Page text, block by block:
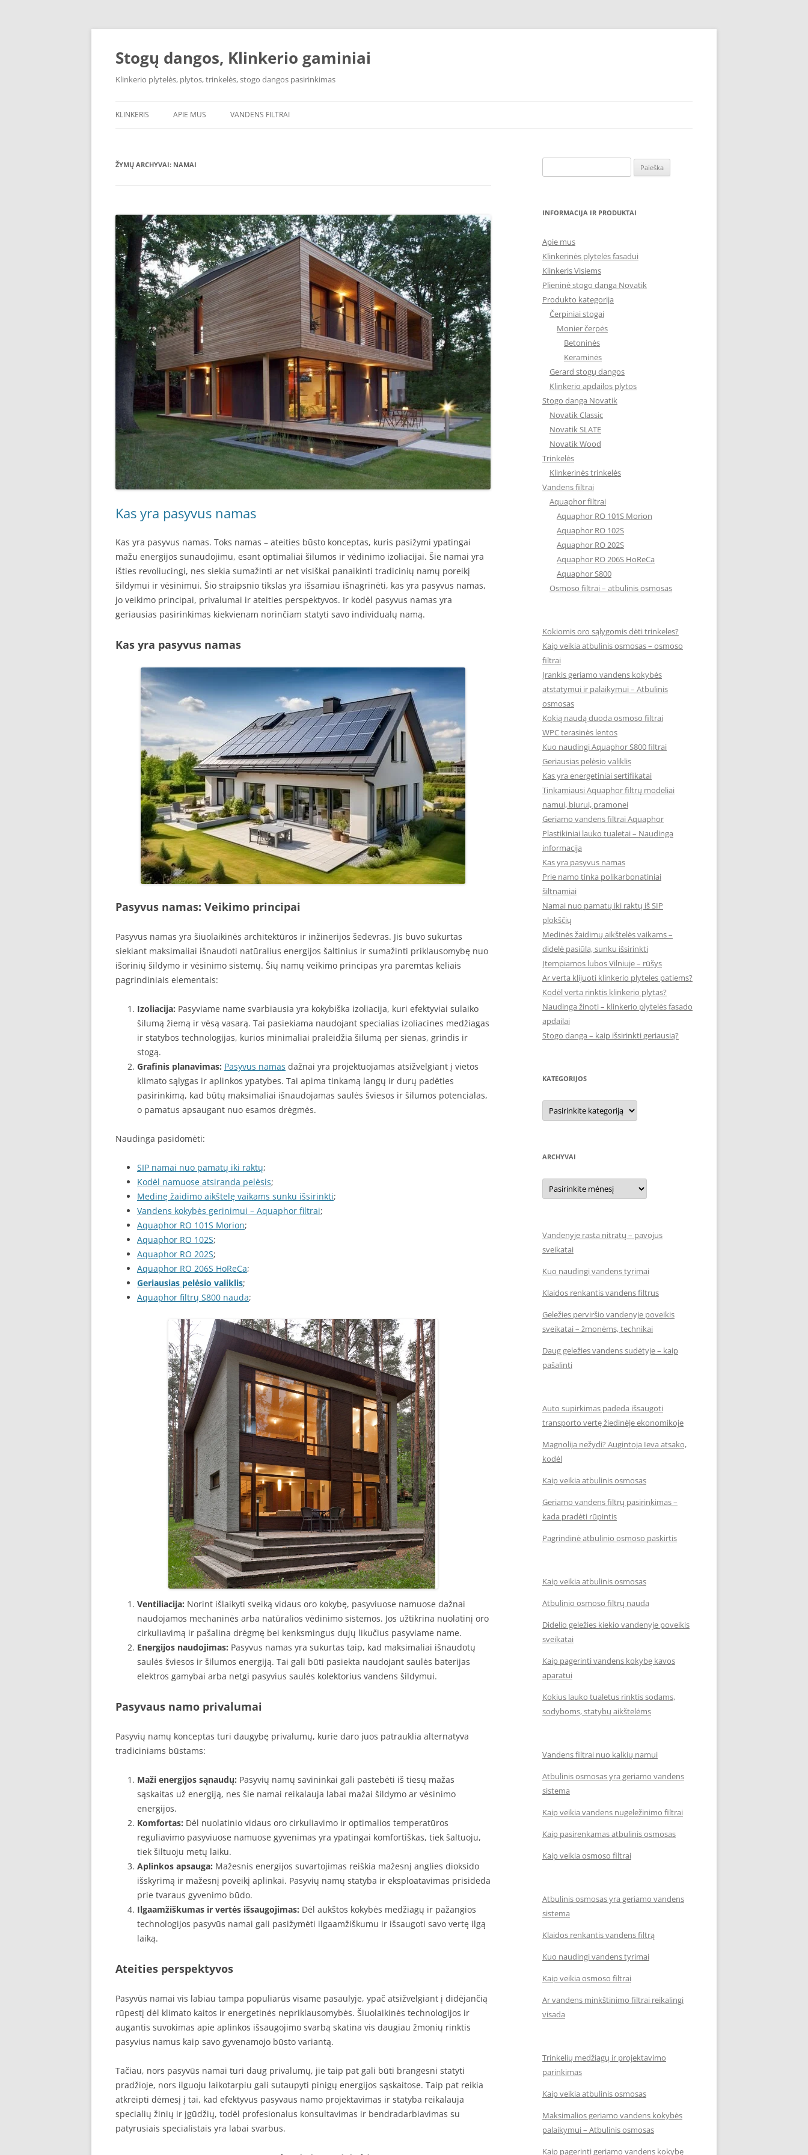
Pereiti
Stogų dangos, Klinkerio gaminiai
Klinkerio plytelės, plytos, trinkelės, stogo dangos pasirinkimas
KLINKERIS APIE MUS VANDENS FILTRAI
AQUAPHOR RO 202S
AQUAPHOR RO 206S HORECA
ŽYMŲ ARCHYVAI: NAMAI
Kas yra pasyvus namas
Kas yra pasyvus namas. Toks namas – ateities būsto konceptas, kuris pasižymi ypatingai
mažu energijos sunaudojimu, esant optimaliai šilumos ir vėdinimo izoliacijai. Šie namai yra
išties revoliucingi, nes siekia sumažinti ar net visiškai panaikinti tradicinių namų poreikį
šildymui ir vėsinimui. Šio straipsnio tikslas yra išsamiau išnagrinėti, kas yra pasyvus namas,
jo veikimo principai, privalumai ir ateities perspektyvos. Ir kodėl pasyvus namas yra
geriausias pasirinkimas kiekvienam norinčiam statyti savo individualų namą.
Kas yra pasyvus namas
Pasyvus namas: Veikimo principai
Pasyvus namas yra šiuolaikinės architektūros ir inžinerijos šedevras. Jis buvo sukurtas
siekiant maksimaliai išnaudoti natūralius energijos šaltinius ir sumažinti priklausomybę nuo
išorinių šildymo ir vėsinimo sistemų. Šių namų veikimo principas yra paremtas keliais
pagrindiniais elementais:
Izoliacija: Pasyviame name svarbiausia yra kokybiška izoliacija, kuri efektyviai sulaiko
šilumą žiemą ir vėsą vasarą. Tai pasiekiama naudojant specialias izoliacines medžiagas
ir statybos technologijas, kurios minimaliai praleidžia šilumą per sienas, grindis ir
stogą.
Grafinis planavimas: Pasyvus namas dažnai yra projektuojamas atsižvelgiant į vietos
klimato sąlygas ir aplinkos ypatybes. Tai apima tinkamą langų ir durų padėties
pasirinkimą, kad būtų maksimaliai išnaudojamas saulės šviesos ir šilumos potencialas,
o pamatus apsaugant nuo esamos drėgmės.
Naudinga pasidomėti:
SIP namai nuo pamatų iki raktų;
Kodėl namuose atsiranda pelėsis;
Medinę žaidimo aikštelę vaikams sunku išsirinkti;
Vandens kokybės gerinimui – Aquaphor filtrai;
Aquaphor RO 101S Morion;
Aquaphor RO 102S;
Aquaphor RO 202S;
Aquaphor RO 206S HoReCa;
Geriausias pelėsio valiklis;
Aquaphor filtrų S800 nauda;
Ventiliacija: Norint išlaikyti sveiką vidaus oro kokybę, pasyviuose namuose dažnai
naudojamos mechaninės arba natūralios vėdinimo sistemos. Jos užtikrina nuolatinį oro
cirkuliavimą ir pašalina drėgmę bei kenksmingus dujų likučius pasyviame name.
Energijos naudojimas: Pasyvus namas yra sukurtas taip, kad maksimaliai išnaudotų
saulės šviesos ir šilumos energiją. Tai gali būti pasiekta naudojant saulės baterijas
elektros gamybai arba netgi pasyvius saulės kolektorius vandens šildymui.
Pasyvaus namo privalumai
Pasyvių namų konceptas turi daugybę privalumų, kurie daro juos patrauklia alternatyva
tradiciniams būstams:
Maži energijos sąnaudų: Pasyvių namų savininkai gali pastebėti iš tiesų mažas
sąskaitas už energiją, nes šie namai reikalauja labai mažai šildymo ar vėsinimo
energijos.
Komfortas: Dėl nuolatinio vidaus oro cirkuliavimo ir optimalios temperatūros
reguliavimo pasyviuose namuose gyvenimas yra ypatingai komfortiškas, tiek šaltuoju,
tiek šiltuoju metų laiku.
Aplinkos apsauga: Mažesnis energijos suvartojimas reiškia mažesnį anglies dioksido
išskyrimą ir mažesnį poveikį aplinkai. Pasyvių namų statyba ir eksploatavimas prisideda
prie tvaraus gyvenimo būdo.
Ilgaamžiškumas ir vertės išsaugojimas: Dėl aukštos kokybės medžiagų ir pažangios
technologijos pasyvūs namai gali pasižymėti ilgaamžiškumu ir išsaugoti savo vertę ilgą
laiką.
Ateities perspektyvos
Pasyvūs namai vis labiau tampa populiarūs visame pasaulyje, ypač atsižvelgiant į didėjančią
rūpestį dėl klimato kaitos ir energetinės nepriklausomybės. Šiuolaikinės technologijos ir
augantis suvokimas apie aplinkos išsaugojimo svarbą skatina vis daugiau žmonių rinktis
pasyvius namus kaip savo gyvenamojo būsto variantą.
Tačiau, nors pasyvūs namai turi daug privalumų, jie taip pat gali būti brangesni statyti
pradžioje, nors ilguoju laikotarpiu gali sutaupyti pinigų energijos sąskaitose. Taip pat reikia
atkreipti dėmesį į tai, kad efektyvus pasyvaus namo projektavimas ir statyba reikalauja
specialių žinių ir įgūdžių, todėl profesionalus konsultavimas ir bendradarbiavimas su
patyrusiais specialistais yra labai svarbus.
INFORMACIJA IR PRODUKTAI
Apie mus
Klinkerinės plytelės fasadui
Klinkeris Visiems
Plieninė stogo danga Novatik
Produkto kategorija
Čerpiniai stogai
Monier čerpės
Betoninės
Keraminės
Gerard stogų dangos
Klinkerio apdailos plytos
Stogo danga Novatik
Novatik Classic
Novatik SLATE
Novatik Wood
Trinkelės
Klinkerinės trinkelės
Vandens filtrai
Aquaphor filtrai
Aquaphor RO 101S Morion
Aquaphor RO 102S
Aquaphor RO 202S
Aquaphor RO 206S HoReCa
Aquaphor S800
Osmoso filtrai – atbulinis osmosas
Kokiomis oro sąlygomis dėti trinkeles?
Kaip veikia atbulinis osmosas – osmoso
filtrai
Įrankis geriamo vandens kokybės
atstatymui ir palaikymui – Atbulinis
osmosas
Kokią naudą duoda osmoso filtrai
WPC terasinės lentos
Kuo naudingi Aquaphor S800 filtrai
Geriausias pelėsio valiklis
Kas yra energetiniai sertifikatai
Tinkamiausi Aquaphor filtrų modeliai
namui, biurui, pramonei
Geriamo vandens filtrai Aquaphor
Plastikiniai lauko tualetai – Naudinga
informacija
Kas yra pasyvus namas
Prie namo tinka polikarbonatiniai
šiltnamiai
Namai nuo pamatų iki raktų iš SIP
plokščių
Medinės žaidimų aikštelės vaikams –
didelė pasiūla, sunku išsirinkti
Įtempiamos lubos Vilniuje – rūšys
Ar verta klijuoti klinkerio plyteles patiems?
Kodėl verta rinktis klinkerio plytas?
Naudinga žinoti – klinkerio plytelės fasado
apdailai
Stogo danga – kaip išsirinkti geriausią?
KATEGORIJOS
Kategorijos
ARCHYVAI
Archyvai
Vandenyje rasta nitratų – pavojus
sveikatai
Kuo naudingi vandens tyrimai
Klaidos renkantis vandens filtrus
Geležies perviršio vandenyje poveikis
sveikatai – žmonėms, technikai
Daug geležies vandens sudėtyje – kaip
pašalinti
Auto supirkimas padeda išsaugoti
transporto vertę žiedinėje ekonomikoje
Magnolija nežydi? Augintoja Ieva atsako,
kodėl
Kaip veikia atbulinis osmosas
Geriamo vandens filtrų pasirinkimas –
kada pradėti rūpintis
Pagrindinė atbulinio osmoso paskirtis
Kaip veikia atbulinis osmosas
Atbulinio osmoso filtrų nauda
Didelio geležies kiekio vandenyje poveikis
sveikatai
Kaip pagerinti vandens kokybę kavos
aparatui
Kokius lauko tualetus rinktis sodams,
sodyboms, statybų aikštelėms
Vandens filtrai nuo kalkių namui
Atbulinis osmosas yra geriamo vandens
sistema
Kaip veikia vandens nugeležinimo filtrai
Kaip pasirenkamas atbulinis osmosas
Kaip veikia osmoso filtrai
Atbulinis osmosas yra geriamo vandens
sistema
Klaidos renkantis vandens filtrą
Kuo naudingi vandens tyrimai
Kaip veikia osmoso filtrai
Ar vandens minkštinimo filtrai reikalingi
visada
Trinkelių medžiagų ir projektavimo
parinkimas
Kaip veikia atbulinis osmosas
Maksimalios geriamo vandens kokybės
palaikymui – Atbulinis osmosas
Kaip pagerinti geriamo vandens kokybę